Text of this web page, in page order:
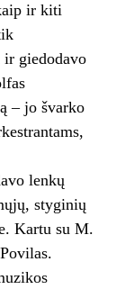
ir kiti
ir giedodavo
– jo švarko
lenkų
styginių
Kartu su M.